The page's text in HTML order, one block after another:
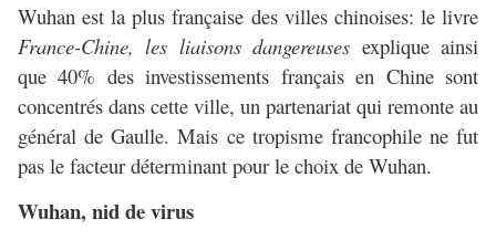
Wuhan est la plus française des villes chinoises: le livre
France-Chine, les liaisons dangereuses explique ainsi
que 40% des investissements français en Chine sont
concentrés dans cette ville, un partenariat qui remonte au
général de Gaulle. Mais ce tropisme francophile ne fut
pas le facteur déterminant pour le choix de Wuhan.
Wuhan, nid de virus